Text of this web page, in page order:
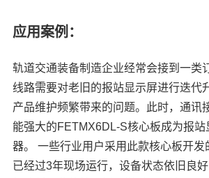
应用案例：
轨道交通装备制造企业经常会接到一类
线路需要对老旧的报站显示屏进行迭代
产品维护频繁带来的问题。此时，通讯
能强大的FETMX6DL-S核心板成为报站
器。 一些行业用户采用此款核心板开发
已经过3年现场运行，设备状态依旧良